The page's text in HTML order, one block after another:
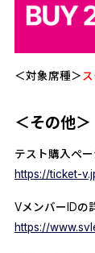
＜対象席種＞
＜その他＞
テスト購入ペ
https://ticket-
VメンバーIDの
https://